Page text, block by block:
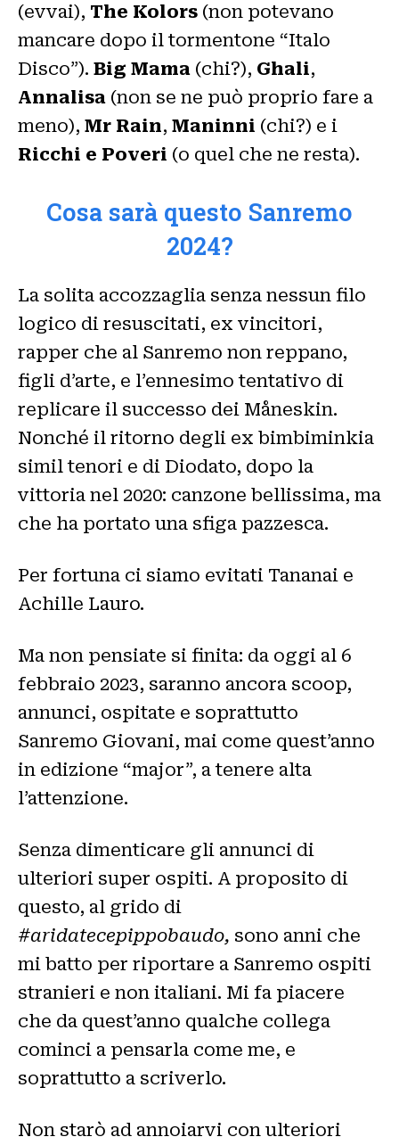
(evvai), The Kolors (non potevano
mancare dopo il tormentone “Italo
Disco”). Big Mama (chi?), Ghali,
Annalisa (non se ne può proprio fare a
meno), Mr Rain, Maninni (chi?) e i
Ricchi e Poveri (o quel che ne resta).
Cosa sarà questo Sanremo
2024?
La solita accozzaglia senza nessun filo
logico di resuscitati, ex vincitori,
rapper che al Sanremo non reppano,
figli d’arte, e l’ennesimo tentativo di
replicare il successo dei Måneskin.
Nonché il ritorno degli ex bimbiminkia
simil tenori e di Diodato, dopo la
vittoria nel 2020: canzone bellissima, ma
che ha portato una sfiga pazzesca.
Per fortuna ci siamo evitati Tananai e
Achille Lauro.
Ma non pensiate si finita: da oggi al 6
febbraio 2023, saranno ancora scoop,
annunci, ospitate e soprattutto
Sanremo Giovani, mai come quest’anno
in edizione “major”, a tenere alta
l’attenzione.
Senza dimenticare gli annunci di
ulteriori super ospiti. A proposito di
questo, al grido di
#aridatecepippobaudo, sono anni che
mi batto per riportare a Sanremo ospiti
stranieri e non italiani. Mi fa piacere
che da quest’anno qualche collega
cominci a pensarla come me, e
soprattutto a scriverlo.
Non starò ad annoiarvi con ulteriori